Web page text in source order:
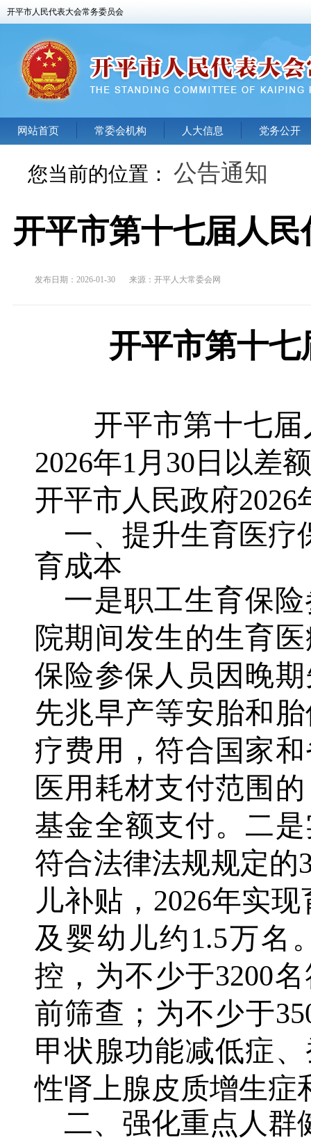
开平市人民代表大会常务委员会
网站首页 常委会机构 人大信息 党务公开
您当前的位置： 公告通知
开平市第十七届人
发布日期：2026-01-30 来源： 开平人大常委会网
开平市第十
开平市第十七
2026年1月30日以差
开平市人民政府
一、提升生育医疗
育成本
一是职工生育保
院期间发生的生育
保险参保人员因晚
先兆早产等安胎和
疗费用，符合国家
医用耗材支付范围
基金全额支付。二
符合法律法规规定的
儿补贴，2026年实
及婴幼儿约1.5万名
控，为不少于3200
前筛查；为不少于
甲状腺功能减低症
性肾上腺皮质增生症
二、强化重点人群